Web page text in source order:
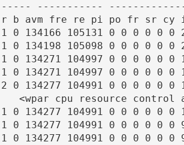
----- -----------
r b avm fre re pi po fr sr cy
1 0 134166 105131 0 0 0 0 0
1 0 134198 105098 0 0 0 0 0 0
1 0 134271 104997 0 0 0 0 0
1 0 134271 104997 0 0 0 0 0
2 0 134277 104991 0 0 0 0 0 0
<wpar cpu resource control
1 0 134277 104991 0 0 0 0 0
1 0 134277 104991 0 0 0 0 0
1 0 134277 104991 0 0 0 0 0